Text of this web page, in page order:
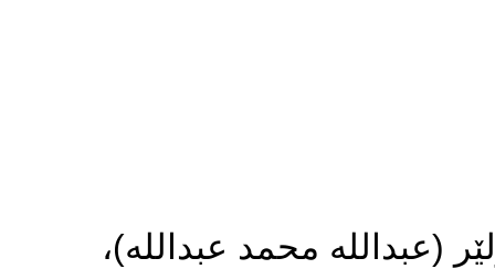
(عبدالله محمد عبدالله)،